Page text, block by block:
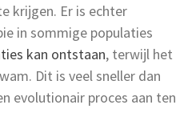
krijgen. Er is echter
in sommige populaties
kan ontstaan, terwijl het
Dit is veel sneller dan
evolutionair proces aan ten